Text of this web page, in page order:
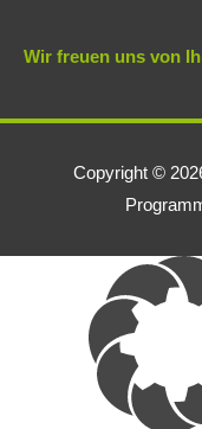
Wir freuen uns von
Copyright ©